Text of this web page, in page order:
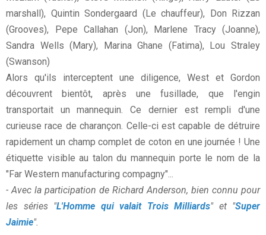
marshall), Quintin Sondergaard (Le chauffeur), Don Rizzan
(Grooves), Pepe Callahan (Jon), Marlene Tracy (Joanne),
Sandra Wells (Mary), Marina Ghane (Fatima), Lou Straley
(Swanson)
Alors qu'ils interceptent une diligence, West et Gordon
découvrent bientôt, après une fusillade, que l'engin
transportait un mannequin. Ce dernier est rempli d'une
curieuse race de charançon. Celle-ci est capable de détruire
rapidement un champ complet de coton en une journée ! Une
étiquette visible au talon du mannequin porte le nom de la
"Far Western manufacturing compagny"...
- Avec la participation de Richard Anderson, bien connu pour
les séries "L'Homme qui valait Trois Milliards" et "Super
Jaimie".